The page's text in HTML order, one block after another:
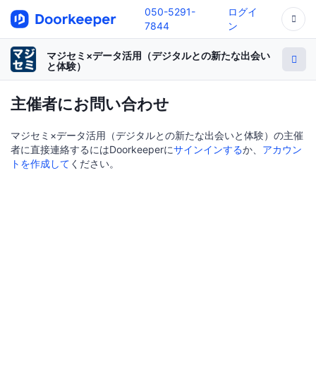
050-5291-
7844
ログイ
ン
マジセミ×データ活用（デジタルとの新たな出会い
と体験）
主催者にお問い合わせ
マジセミ×データ活用（デジタルとの新たな出会いと体験）の主催
者に直接連絡するにはDoorkeeperにサインインするか、 アカウン
トを作成して ください。